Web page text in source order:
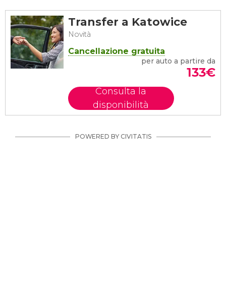
Transfer a Katowice
Novità
Cancellazione gratuita
per auto a partire da
133€
Consulta la
disponibilità
POWERED BY CIVITATIS